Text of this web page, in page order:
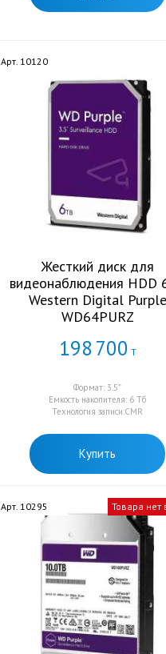
Арт. 10120
Жесткий диск для
видеонаблюдения HDD
Western Digital Purple
WD64PURZ
198 700 Т
Формат: 3.5"
Емкость накопителя: 6 Тб
Технология записи:CMR
Купить
Арт. 10295 Товара нет